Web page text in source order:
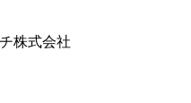
株式会社